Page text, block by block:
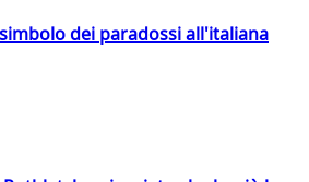
dei paradossi all'italiana